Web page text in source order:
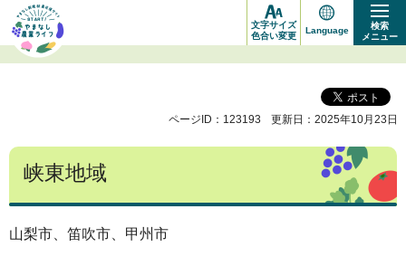
や
ま
な
規
就
農
応
文字サイズ
色合い変更
Language
検索
メニュー
ページID：123193 更新日：2025年10月23日
峡東地域
山梨市、笛吹市、甲州市